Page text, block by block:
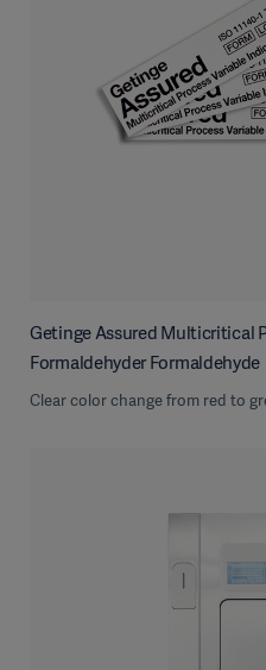
Getinge Assured Multicritical
Formaldehyder Formaldehyde
Clear color change from red to